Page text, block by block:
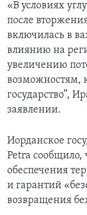
«В условиях
после
включилась в
влиянию на
увеличению
возможностям,
государство”,
заявлении.
Иорданское
Petra сообщило,
обеспечения
и гарантий
возвращения